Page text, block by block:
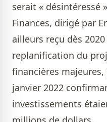
serait « désintéressé
Finances, dirigé par
ailleurs reçu dès
replanification du
financières
janvier 2022
investissements